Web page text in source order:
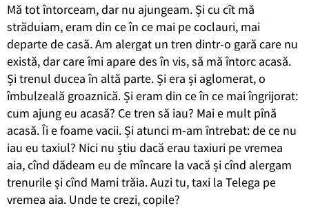
Mă tot întorceam, dar nu ajungeam. Și cu cît mă
străduiam, eram din ce în ce mai pe coclauri, mai
departe de casă. Am alergat un tren dintr-o gară care nu
există, dar care îmi apare des în vis, să mă întorc acasă.
Și trenul ducea în altă parte. Și era și aglomerat, o
îmbulzeală groaznică. Și eram din ce în ce mai îngrijorat:
cum ajung eu acasă? Ce tren să iau? Mai e mult pînă
acasă. Îi e foame vacii. Și atunci m-am întrebat: de ce nu
iau eu taxiul? Nici nu știu dacă erau taxiuri pe vremea
aia, cînd dădeam eu de mîncare la vacă și cînd alergam
trenurile șicînd Mami trăia.Auzi tu, taxi la Telega pe
vremea aia. Unde te crezi, copile?